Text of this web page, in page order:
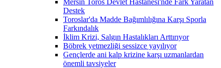
Destek
Toroslar'da Madde Bağımlılığına Karşı Sporla
Farkındalık
İklim Krizi, Salgın Hastalıkları Arttırıyor
Böbrek yetmezliği sessizce yayılıyor
Gençlerde ani kalp krizine karşı uzmanlardan
önemli tavsiyeler